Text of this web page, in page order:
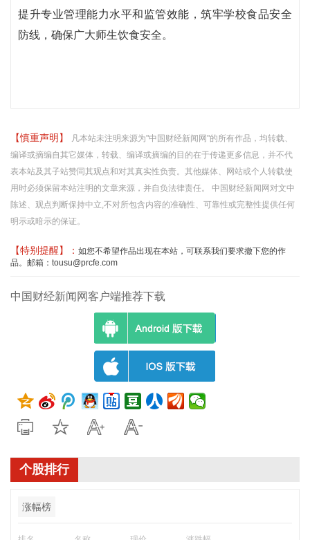
提升专业管理能力水平和监管效能，筑牢学校食品安全
防线，确保广大师生饮食安全。
【慎重声明】
凡本站未注明来源为"中国财经新闻网"的所有作品，均转载、
编译或摘编自其它媒体，转载、编译或摘编的目的在于传递更多信息，并不代
表本站及其子站赞同其观点和对其真实性负责。其他媒体、网站或个人转载使
用时必须保留本站注明的文章来源，并自负法律责任。 中国财经新闻网对文中
陈述、观点判断保持中立,不对所包含内容的准确性、可靠性或完整性提供任何
明示或暗示的保证。
【特别提醒】： 如您不希望作品出现在本站，可联系我们要求撤下您的作
品。邮箱：tousu@prcfe.com
中国财经新闻网客户端推荐下载
个股排行
涨幅榜